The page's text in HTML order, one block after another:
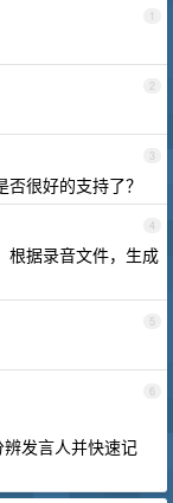
1
2
3
很好的支持了？
4
根据录音文件，生成
5
6
发言人并快速记